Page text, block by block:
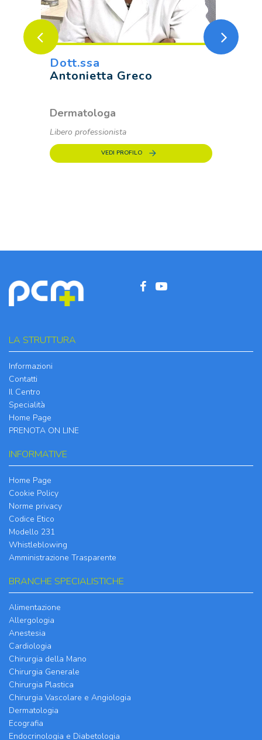
Dott.ssa
Antonietta Greco
Dermatologa
Libero professionista
VEDI PROFILO
LA STRUTTURA
Informazioni
Contatti
Il Centro
Specialità
Home Page
PRENOTA ON LINE
INFORMATIVE
Home Page
Cookie Policy
Norme privacy
Codice Etico
Modello 231
Whistleblowing
Amministrazione Trasparente
BRANCHE SPECIALISTICHE
Alimentazione
Allergologia
Anestesia
Cardiologia
Chirurgia della Mano
Chirurgia Generale
Chirurgia Plastica
Chirurgia Vascolare e Angiologia
Dermatologia
Ecografia
Endocrinologia e Diabetologia